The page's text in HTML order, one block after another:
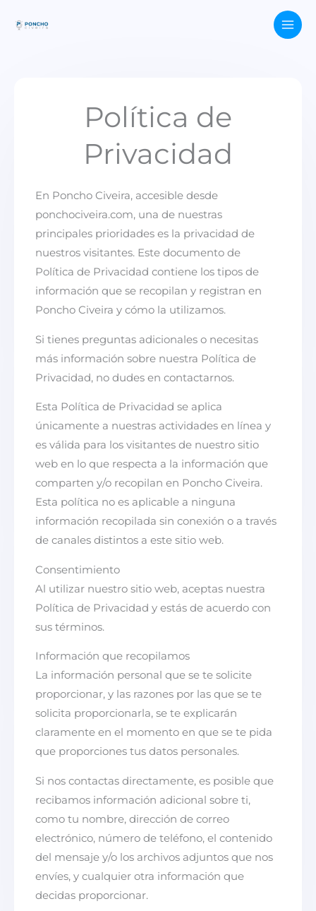
Política de
Privacidad
En Poncho Civeira, accesible desde
ponchociveira.com, una de nuestras
principales prioridades es la privacidad de
nuestros visitantes. Este documento de
Política de Privacidad contiene los tipos de
información que se recopilan y registran en
Poncho Civeira y cómo la utilizamos.
Si tienes preguntas adicionales o necesitas
más información sobre nuestra Política de
Privacidad, no dudes en contactarnos.
Esta Política de Privacidad se aplica
únicamente a nuestras actividades en línea y
es válida para los visitantes de nuestro sitio
web en lo que respecta a la información que
comparten y/o recopilan en Poncho Civeira.
Esta política no es aplicable a ninguna
información recopilada sin conexión o a través
de canales distintos a este sitio web.
Consentimiento
Al utilizar nuestro sitio web, aceptas nuestra
Política de Privacidad y estás de acuerdo con
sus términos.
Información que recopilamos
La información personal que se te solicite
proporcionar, y las razones por las que se te
solicita proporcionarla, se te explicarán
claramente en el momento en que se te pida
que proporciones tus datos personales.
Si nos contactas directamente, es posible que
recibamos información adicional sobre ti,
como tu nombre, dirección de correo
electrónico, número de teléfono, el contenido
del mensaje y/o los archivos adjuntos que nos
envíes, y cualquier otra información que
decidas proporcionar.